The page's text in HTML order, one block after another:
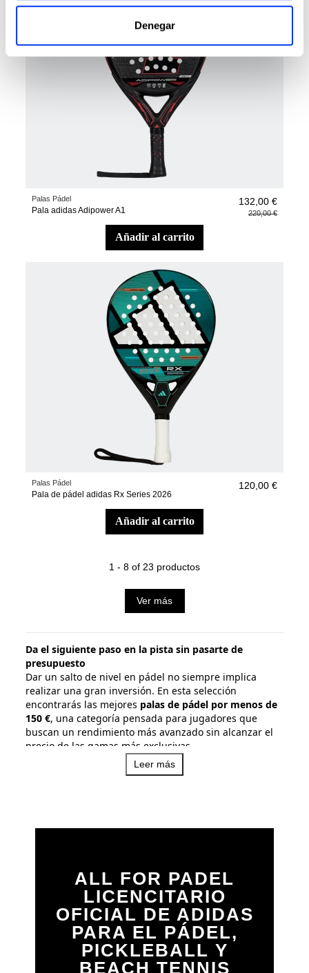
Denegar
Palas Pádel
Pala adidas Adipower A1
132,00 €
220,00 €
añadir al carrito
Palas Pádel
Pala de pádel adidas Rx Series 2026
120,00 €
añadir al carrito
1 - 8 of 23 productos
Ver más
Da el siguiente paso en la pista sin pasarte de
presupuesto
Dar un salto de nivel en pádel no siempre implica
realizar una gran inversión. En esta selección
encontrarás las mejores palas de pádel por menos de
150 €, una categoría pensada para jugadores que
buscan un rendimiento más avanzado sin alcanzar el
precio de las gamas más exclusivas.
Aquí encontrarás modelos que incorporan tecnologías
las fases del partido como si prefieres potenciar
aspectos específicos de tu juego, como el control o el
ataque, esta categoría reúne opciones capaces de
ofrecer un excelente equilibrio entre prestaciones y
Porque acceder a una pala con mejores materiales y
tecnologías ya no significa superar cualquier
Leer más
ALL FOR PADEL
LICENCITARIO
OFICIAL DE ADIDAS
PARA EL PÁDEL,
PICKLEBALL Y
BEACH TENNIS